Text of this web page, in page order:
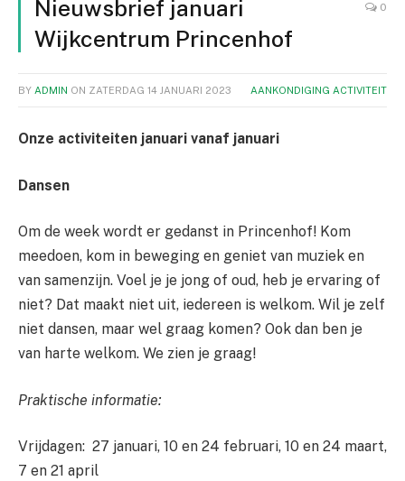
Nieuwsbrief januari
Wijkcentrum Princenhof
0
BY ADMIN ON ZATERDAG 14 JANUARI 2023 AANKONDIGING ACTIVITEIT
Onze activiteiten januari vanaf januari
Dansen
Om de week wordt er gedanst in Princenhof! Kom
meedoen, kom in beweging en geniet van muziek en
van samenzijn. Voel je je jong of oud, heb je ervaring of
niet? Dat maakt niet uit, iedereen is welkom. Wil je zelf
niet dansen, maar wel graag komen? Ook dan ben je
van harte welkom. We zien je graag!
Praktische informatie:
Vrijdagen: 27 januari, 10 en 24 februari, 10 en 24 maart,
7 en 21 april